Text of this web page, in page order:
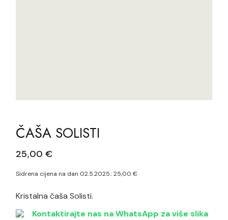
ČAŠA SOLISTI
25,00 €
Sidrena cijena na dan 02.5.2025.:25,00€
Kristalna čaša Solisti.
Kontaktirajte nas na WhatsApp za više slika